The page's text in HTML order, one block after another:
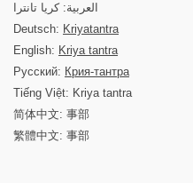
العربية: كريا تانترا
Deutsch: Kriyatantra
English: Kriya tantra
Русский: Крия-тантра
Tiếng Việt: Kriya tantra
简体中文: 事部
繁體中文: 事部